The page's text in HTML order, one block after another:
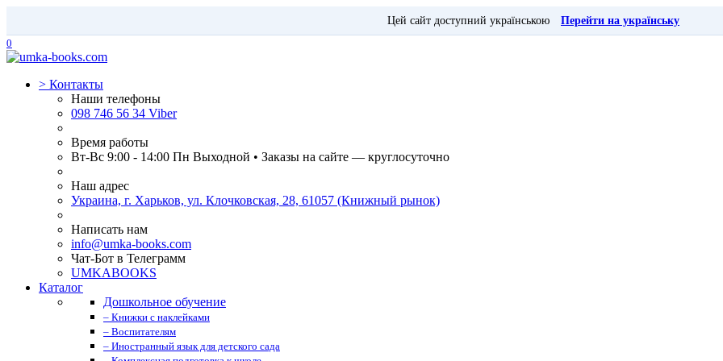
Цей сайт доступний українською
Перейти на українську
0
> Контакты
Наши телефоны
098 746 56 34 Viber
Время работы
Вт-Вс 9:00 - 14:00 Пн Выходной • Заказы на сайте — круглосуточно
Наш адрес
Украина, г. Харьков, ул. Клочковская, 28, 61057 (Книжный рынок)
Написать нам
info@umka-books.com
Чат-Бот в Телеграмм
UMKABOOKS
Каталог
Дошкольное обучение
– Книжки с наклейками
– Воспитателям
– Иностранный язык для детского сада